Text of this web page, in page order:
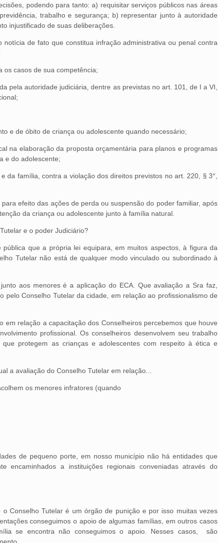
podendo para tanto: a) requisitar serviços públicos nas áreas
trabalho e segurança; b) representar junto à autoridade
injustificado de suas deliberações.
notícia de fato que constitua infração administrativa ou penal contra
os casos de sua competência;
pela autoridade judiciária, dentre as previstas no art. 101, de I a VI,
e de óbito de criança ou adolescente quando necessário;
na elaboração da proposta orçamentária para planos e programas
e do adolescente;
da família, contra a violação dos direitos previstos no art. 220, § 3°,
efeito das ações de perda ou suspensão do poder familiar, após
da criança ou adolescente junto à família natural.
e o poder Judiciário?
pública que a própria lei equipara, em muitos aspectos, à figura da
Tutelar não está de qualquer modo vinculado ou subordinado à
aos menores é a aplicação do ECA. Que avaliação a Sra faz,
pelo Conselho Tutelar da cidade, em relação ao profissionalismo de
em relação a capacitação dos Conselheiros percebemos que houve
profissional. Os conselheiros desenvolvem seu trabalho
protegem as crianças e adolescentes com respeito à ética e
a avaliação do Conselho Tutelar em relação...
os menores infratores (quando
de pequeno porte, em nosso município não há entidades que
encaminhados a instituições regionais conveniadas através do
Conselho Tutelar é um órgão de punição e por isso muitas vezes
conseguimos o apoio de algumas famílias, em outros casos
se encontra não conseguimos o apoio. Nesses casos, são